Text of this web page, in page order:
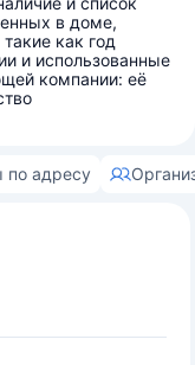
в доме,
как год
и использованные
компании: её
по адресу